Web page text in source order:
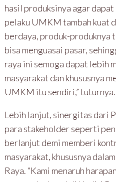
hasil produksinya agar dapat
pelaku UMKM tambah kuat
berdaya, produk-produknya
bisa menguasai pasar,
raya ini semoga dapat lebih
masyarakat dan khususnya
UMKM itu sendiri,” tuturnya.
Lebih lanjut, sinergitas dari
para stakeholder seperti
berlanjut demi memberi
masyarakat, khususnya
Raya. “Kami menaruh